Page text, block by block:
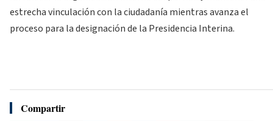
estrecha vinculación con la ciudadanía mientras avanza el
proceso para la designación de la Presidencia Interina.
Compartir